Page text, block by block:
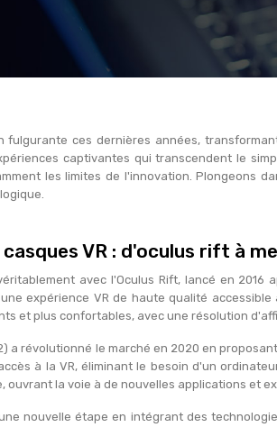
fulgurante ces dernières années,
captivantes qui transcendent le
les limites de l'innovation. Plongeons
VR : d'oculus rift à
avec l'Oculus Rift, lancé en 2016
expérience VR de haute qualité
et plus confortables, avec une résolution
a révolutionné le marché en 2020 en
à la VR, éliminant le besoin d'un
ouvrant la voie à de nouvelles applications et
nouvelle étape en intégrant des